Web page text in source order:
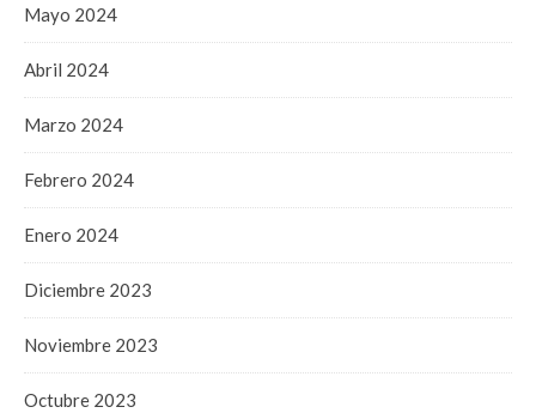
Mayo 2024
Abril 2024
Marzo 2024
Febrero 2024
Enero 2024
Diciembre 2023
Noviembre 2023
Octubre 2023